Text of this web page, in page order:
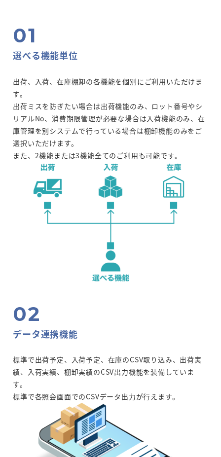
選べる機能単位
出荷、入荷、在庫棚卸の各機能を個別にご利用いただけま
す。
出荷ミスを防ぎたい場合は出荷機能のみ、ロット番号やシ
リアルNo、消費期限管理が必要な場合は入荷機能のみ、在
庫管理を別システムで行っている場合は棚卸機能のみをご
選択いただけます。
また、2機能または3機能全てのご利用も可能です。
データ連携機能
標準で出荷予定、入荷予定、在庫のCSV取り込み、出荷実
績、入荷実績、棚卸実績のCSV出力機能を装備していま
す。
標準で各照会画面でのCSVデータ出力が行えます。